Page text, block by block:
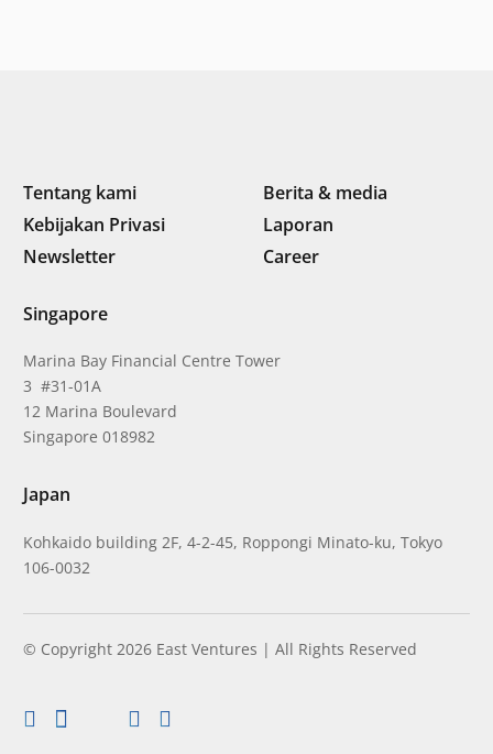
Tentang kami
Berita & media
Kebijakan Privasi
Laporan
Newsletter
Career
Singapore
Marina Bay Financial Centre Tower
3 #31-01A
12 Marina Boulevard
Singapore 018982
Japan
Kohkaido building 2F, 4-2-45, Roppongi Minato-ku, Tokyo
106-0032
© Copyright 2026 East Ventures | All Rights Reserved